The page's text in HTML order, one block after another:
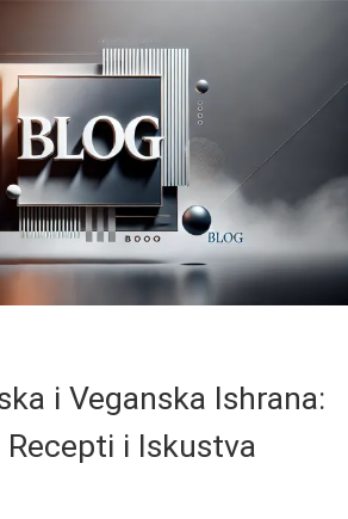
i Veganska Ishrana:
Recepti i Iskustva